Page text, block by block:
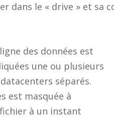
dans le « drive » et sa
des données est
une ou plusieurs
séparés.
est masquée à
fichier à un instant